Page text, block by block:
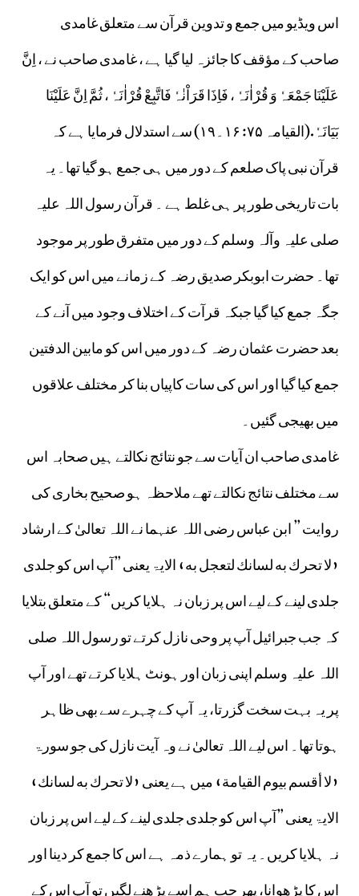
اس ویڈیو میں جمع و تدوین قرآن سے متعلق غامدی
صاحب کے مؤقف کا جائزہ لیا گیا ہے ، غامدی صاحب نے ، اِنَّ
عَلَیْنَا جَمْعَہٗ وَ قُرْاٰنَہٗ ، فَاِذَا قَرَاْنٰہٗ فَاتَّبِعْ قُرْاٰنَہٗ ، ثُمَّ اِنَّ عَلَیْنَا
بَیَانَہٗ.(القیامہ ۷۵: ۱۶۔۱۹) سے استدلال فرمایا ہے کہ
قرآن نبی پاک صلعم کے دور میں ہی جمع ہو گیا تھا۔ یہ
بات تاریخی طور پر ہی غلط ہے ۔ قرآن رسول اللہ علیہ
صلی علیہ وآلہ وسلم کے دور میں متفرق طور پر موجود
تھا۔ حضرت ابوبکر صدیق رضہ کے زمانے میں اس کو ایک
جگہ جمع کیا گیا جبکہ قرآت کے اختلاف وجود میں آنے کے
بعد حضرت عثمان رضہ کے دور میں اس کو مابین الدفتین
جمع کیا گیا اور اس کی سات کاپیاں بنا کر مختلف علاقوں
میں بھیجی گئیں۔
غامدی صاحب ان آیات سے جو نتائج نکالتے ہیں صحابہ اس
سے مختلف نتائج نکالتے تھے ملاحظہ ہو صحیح بخاری کی
روایت ” ابن عباس رضی اللہ عنہما نے اللہ تعالیٰ کے ارشاد
«لا تحرك به لسانك لتعجل به‏» الایۃ یعنی ”آپ اس کو جلدی
جلدی لینے کے لیے اس پر زبان نہ ہلایا کریں“ کے متعلق بتلایا
کہ جب جبرائیل آپ پر وحی نازل کرتے تو رسول اللہ صلی
اللہ علیہ وسلم اپنی زبان اور ہونٹ ہلایا کرتے تھے اور آپ
پر یہ بہت سخت گزرتا، یہ آپ کے چہرے سے بھی ظاہر
ہوتا تھا۔ اس لیے اللہ تعالیٰ نے وہ آیت نازل کی جو سورۃ
«لا أقسم بيوم القيامة‏» میں ہے یعنی «لا تحرك به لسانك»
الایۃ یعنی ”آپ اس کو جلدی جلدی لینے کے لیے اس پر زبان
نہ ہلایا کریں۔ یہ تو ہمارے ذمہ ہے اس کا جمع کر دینا اور
اس کا پڑھوانا، پھر جب ہم اسے پڑھنے لگیں تو آپ اس کے